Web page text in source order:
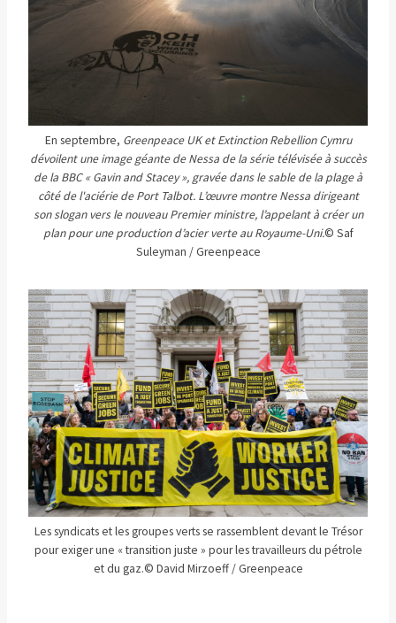
En septembre, Greenpeace UK et Extinction Rebellion Cymru
dévoilent une image géante de Nessa de la série télévisée à succès
de la BBC « Gavin and Stacey », gravée dans le sable de la plage à
côté de l'aciérie de Port Talbot. L’œuvre montre Nessa dirigeant
son slogan vers le nouveau Premier ministre, l’appelant à créer un
plan pour une production d’acier verte au Royaume-Uni.© Saf
Suleyman / Greenpeace
Les syndicats et les groupes verts se rassemblent devant le Trésor
pour exiger une « transition juste » pour les travailleurs du pétrole
et du gaz.© David Mirzoeff / Greenpeace